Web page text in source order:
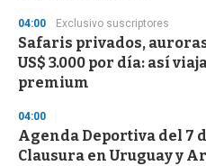
04:00 Exclusivo suscriptores
Safaris privados,
US$ 3.000 por día: así
premium
04:00
Agenda Deportiva del 7
Clausura en Uruguay y